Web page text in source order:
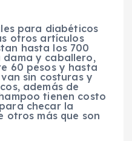
para diabéticos
otros artículos
hasta los 700
y caballero,
60 pesos y hasta
sin costuras y
además de
tienen costo
checar la
otros más que son